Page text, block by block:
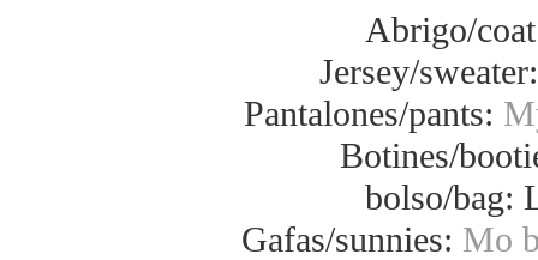
Abrigo/
Jersey/
Pantalones/pants:
Botines/
bolso/bag:
Gafas/sunnies: Mo